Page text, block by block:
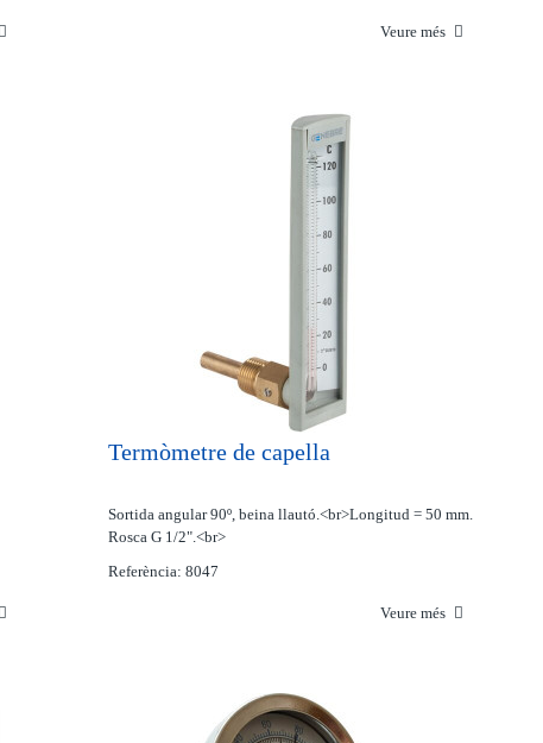
Veure més
Termòmetre de capella
Sortida angular 90º, beina llautó.<br>Longitud = 50 mm.
Rosca G 1/2".<br>
Referència: 8047
Veure més